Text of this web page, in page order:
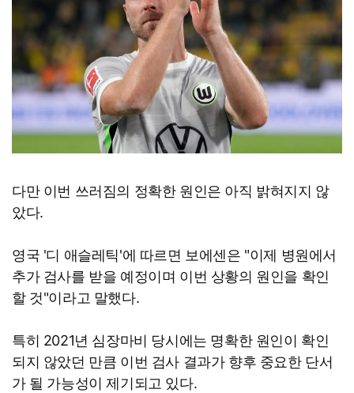
다만 이번 쓰러짐의 정확한 원인은 아직 밝혀지지 않
았다.
영국 '디 애슬레틱'에 따르면 보에센은 "이제 병원에서
추가 검사를 받을 예정이며 이번 상황의 원인을 확인
할 것"이라고 말했다.
특히 2021년 심장마비 당시에는 명확한 원인이 확인
되지 않았던 만큼 이번 검사 결과가 향후 중요한 단서
가 될 가능성이 제기되고 있다.